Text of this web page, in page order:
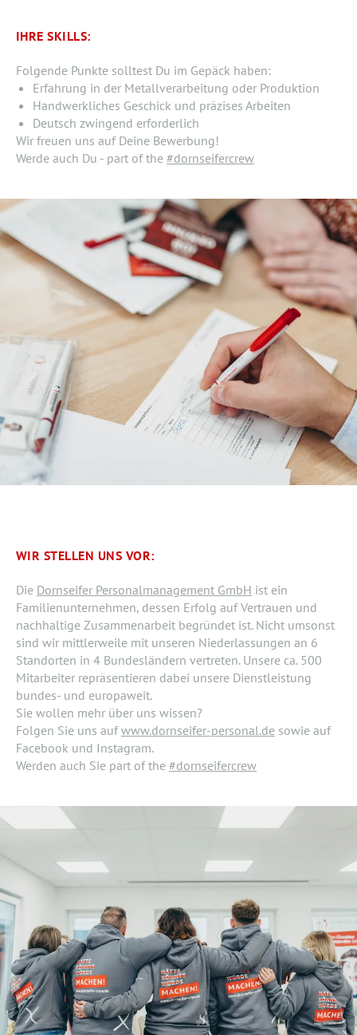
IHRE SKILLS:
Folgende Punkte solltest Du im Gepäck haben:
Erfahrung in der Metallverarbeitung oder Produktion
Handwerkliches Geschick und präzises Arbeiten
Deutsch zwingend erforderlich
Wir freuen uns auf Deine Bewerbung!
Werde auch Du - part of the #dornseifercrew
WIR STELLEN UNS VOR:
Die Dornseifer Personalmanagement GmbH ist ein
Familienunternehmen, dessen Erfolg auf Vertrauen und
nachhaltige Zusammenarbeit begründet ist. Nicht umsonst
sind wir mittlerweile mit unseren Niederlassungen an 6
Standorten in 4 Bundesländern vertreten. Unsere ca. 500
Mitarbeiter repräsentieren dabei unsere Dienstleistung
bundes- und europaweit.
Sie wollen mehr über uns wissen?
Folgen Sie uns aufwww.dornseifer-personal.de sowie auf
Facebook und Instagram.
Werden auch Sie part of the #dornseifercrew